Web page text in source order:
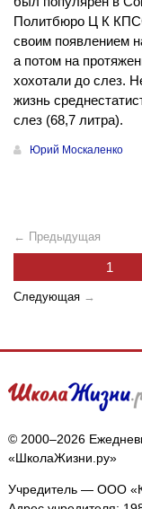
Политбюро Ц К
своим появлением
а потом на
хохотали до слез.
жизнь
слез (68,7 литра).
Юрий Москаленко
← Предыдущая
1
Следующая →
© 2000–2026
«ШколаЖизни.ру»
Учредитель — ООО